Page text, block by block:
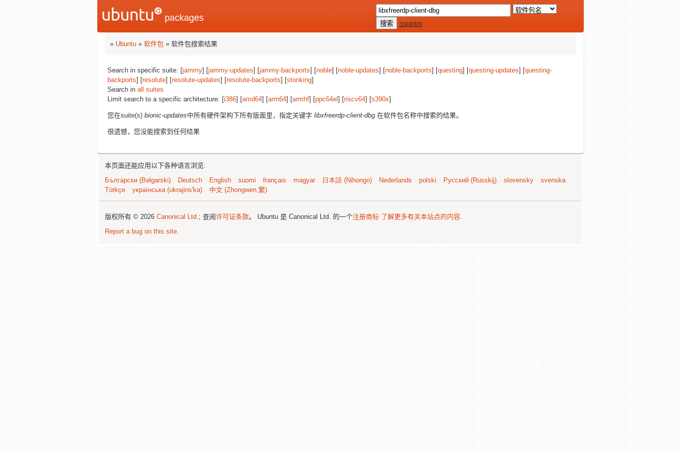
packages
全部搜索项
» Ubuntu » 软件包 » 软件包搜索结果
Search in specific suite: [jammy] [jammy-updates] [jammy-backports] [noble] [noble-updates] [noble-backports] [questing] [questing-updates] [questing-
backports] [resolute] [resolute-updates] [resolute-backports] [stonking]
Search in all suites
Limit search to a specific architecture: [i386] [amd64] [arm64] [armhf] [ppc64el ] [riscv64] [s390x]
您在suite(s) bionic-updates中所有硬件架构下所有版面里，指定关键字 libxfreerdp-client-dbg 在软件包名称中搜索的结果。
很遗憾，您没能搜索到任何结果
本页面还能应用以下各种语言浏览:
Български (Bəlgarski)
Deutsch English suomi français magyar 日本語 (Nihongo) Nederlands polski Русский (Russkij) slovensky
svenska
Türkçe
українська (ukrajins'ka) 中文 (Zhongwen,繁)
版权所有 © 2026 Canonical Ltd.; 查阅许可证条款。 Ubuntu 是 Canonical Ltd. 的一个注册商标 了解更多有关本站点的内容.
Report a bug on this site.